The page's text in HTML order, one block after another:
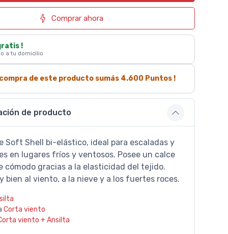
Comprar ahora
!
o a tu domicilio
compra de este producto sumás 4.600 Puntos !
de producto
Soft Shell bi-elástico, ideal para escaladas y
en lugares fríos y ventosos. Posee un calce
cómodo gracias a la elasticidad del tejido.
bien al viento, a la nieve y a los fuertes roces.
Corta viento
viento + Ansilta